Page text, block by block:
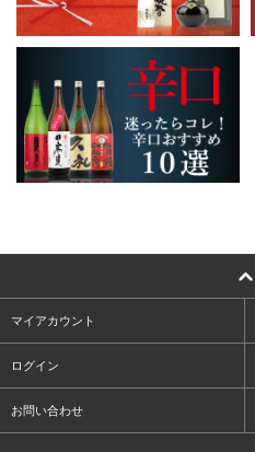
マイアカウント
ログイン
お問い合わせ